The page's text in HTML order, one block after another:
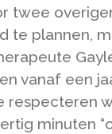
twee
te plannen,
vanaf een
respecteren
minuten